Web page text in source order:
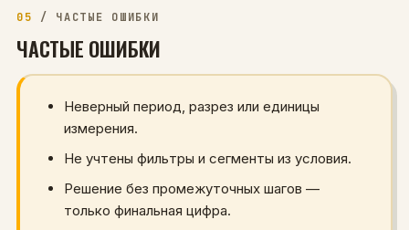
05 / ЧАСТЫЕ ОШИБКИ
ЧАСТЫЕ ОШИБКИ
Неверный период, разрез или единицы
измерения.
Не учтены фильтры и сегменты из условия.
Решение без промежуточных шагов —
только финальная цифра.